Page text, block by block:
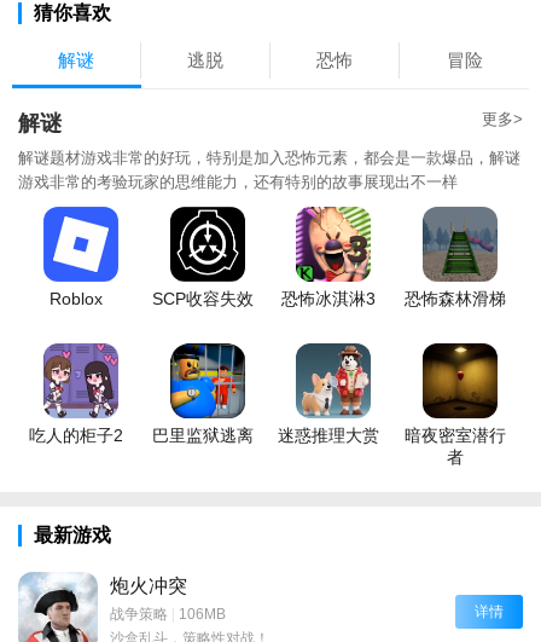
猜你喜欢
解谜 逃脱 恐怖 冒险
解谜 更多>
解谜题材游戏非常的好玩，特别是加入恐怖元素，都会是一款爆品，解谜
游戏非常的考验玩家的思维能力，还有特别的故事展现出不一样
Roblox SCP收容失效 恐怖冰淇淋3 恐怖森林滑梯
吃人的柜子2 巴里监狱逃离 迷惑推理大赏
暗夜密室潜行
者
最新游戏
炮火冲突
战争策略 | 106MB
沙盒乱斗，策略性对战！
详情